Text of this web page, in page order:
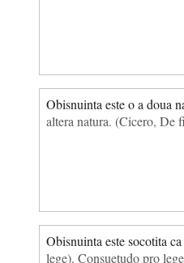
Obisnuinta este o a doua
altera natura. (Cicero, De
Obisnuinta este socotita
lege). Consuetudo pro